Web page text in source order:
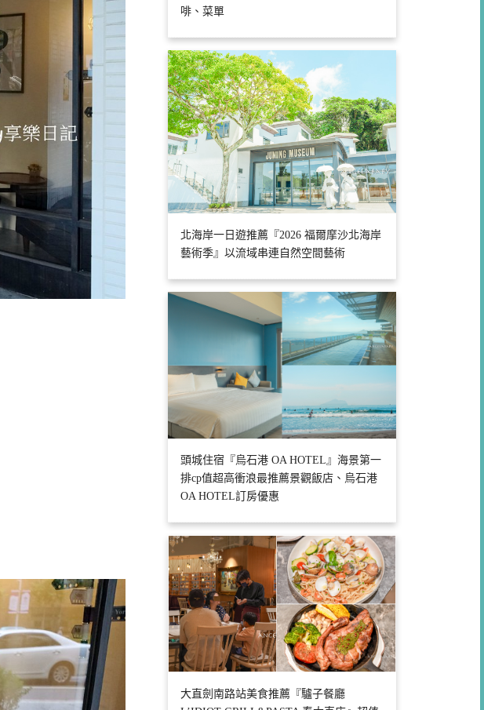
啡、菜單
北海岸一日遊推薦『2026 福爾摩沙北海岸
藝術季』以流域串連自然空間藝術
頭城住宿『烏石港 OA HOTEL』海景第一
排cp值超高衝浪最推薦景觀飯店、烏石港
OA HOTEL訂房優惠
大直劍南路站美食推薦『驢子餐廳